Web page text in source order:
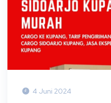
4 Juni 2024